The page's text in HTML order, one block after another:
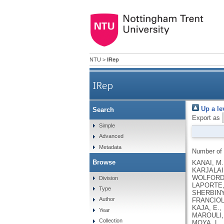
NTU > IRep
IRep
Up a
Export as
Number
KANAI, M., ANDREWS, S.J., CORDIOLI, M., STEVENS, C., NEALE, B.M., DALY, M., GANNA, A., PATHAK, G.A., IWASAKI, A., KARJALAINEN, J., MEHTONEN, J., PIRINEN, M., CHWIALKOWSKA, K., TRANKIEM, A., BALACONIS, M.K., VEERAPEN, K., WOLFORD, B.N., AHMAD, H.F., ANDREWS, S., VON HOHENSTAUFEN PUOTI, K.A., BOER, C., BOUA, P.R., BUTLER-LAPORTE, G., CADILLA, C.L., CHWIAŁKOWSKA, K., COLOMBO, F., DOUILLARD, V., DUEKER, N., DUTTA, A.K., EL-SHERBINY, Y.M., ELTOUKHY, M.M., ESMAEELI, S., FAUCON, A., FAVE, M.J., CADENAS, I.F., FRANCESCATTO, M., FRANCIOLI, L., FRANKE, L., FUENTES, M., DURÁN, R.G., CABRERO, D.G., HARRY, E.N., JANSEN, P., SZENTPÉTERI, J.L., KAJA, E., KANAI, M., KIRK, C., KOUSATHANAS, A., KRIEGER, J.E., PATEL, S.K., LEMAÇON, A., LIMOU, S., LIÓ, P., MAROULI, E., MARTTILA, M.M., MEDINA-GÓMEZ, C.,
Search
Simple
Advanced
Metadata
Browse
Division
Type
Author
Year
Collection